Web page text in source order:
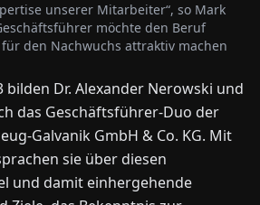
unserer Mitarbeiter“, so Mark
möchte den Beruf
den Nachwuchs attraktiv machen
bilden Dr. Alexander Nerowski und
das Geschäftsführer-Duo der
Galvanik GmbH & Co. KG. Mit
sie über diesen
und damit einhergehende